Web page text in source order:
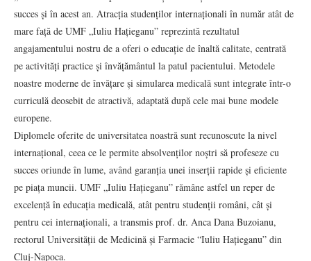
succes și în acest an. Atracția studenților internaționali în număr atât de
mare față de UMF „Iuliu Hațieganu” reprezintă rezultatul
angajamentului nostru de a oferi o educație de înaltă calitate, centrată
pe activități practice și învățământul la patul pacientului. Metodele
noastre moderne de învățare și simularea medicală sunt integrate într-o
curriculă deosebit de atractivă, adaptată după cele mai bune modele
europene.
Diplomele oferite de universitatea noastră sunt recunoscute la nivel
internațional, ceea ce le permite absolvenților noștri să profeseze cu
succes oriunde în lume, având garanția unei inserții rapide și eficiente
pe piața muncii. UMF „Iuliu Hațieganu” rămâne astfel un reper de
excelență în educația medicală, atât pentru studenții români, cât și
pentru cei internaționali, a transmis prof. dr. Anca Dana Buzoianu,
rectorul Universității de Medicină și Farmacie “Iuliu Hațieganu” din
Cluj-Napoca.